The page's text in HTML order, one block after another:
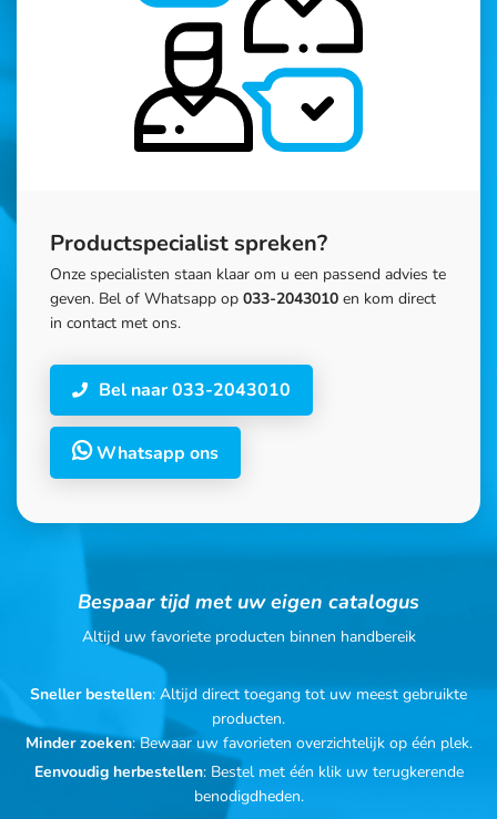
Productspecialist spreken?
Onze specialisten staan klaar om u een passend advies te
geven. Bel of Whatsapp op 033-2043010 en kom direct
in contact met ons.
Bel naar 033-2043010
Whatsapp ons
Bespaar tijd met uw eigen catalogus
Altijd uw favoriete producten binnen handbereik
Sneller bestellen: Altijd direct toegang tot uw meest gebruikte
producten.
Minder zoeken: Bewaar uw favorieten overzichtelijk op één plek.
Eenvoudig herbestellen: Bestel met één klik uw terugkerende
benodigdheden.